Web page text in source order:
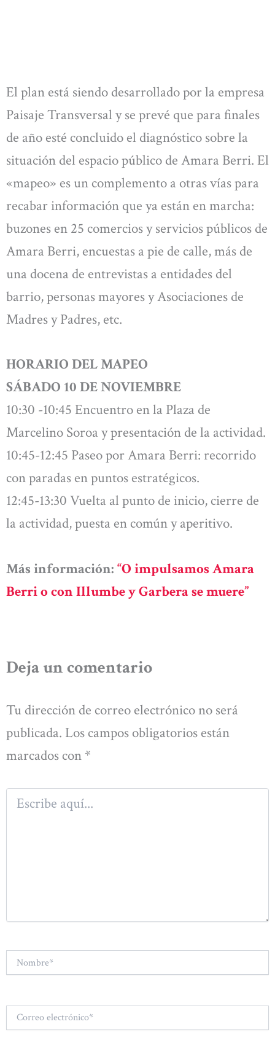
El plan está siendo desarrollado por la empresa
Paisaje Transversal y se prevé que para finales
de año esté concluido el diagnóstico sobre la
situación del espacio público de Amara Berri. El
«mapeo» es un complemento a otras vías para
recabar información que ya están en marcha:
buzones en 25 comercios y servicios públicos de
Amara Berri, encuestas a pie de calle, más de
una docena de entrevistas a entidades del
barrio, personas mayores y Asociaciones de
Madres y Padres, etc.
HORARIO DEL MAPEO
SÁBADO 10 DE NOVIEMBRE
10:30 -10:45 Encuentro en la Plaza de
Marcelino Soroa y presentación de la actividad.
10:45-12:45 Paseo por Amara Berri: recorrido
con paradas en puntos estratégicos.
12:45-13:30 Vuelta al punto de inicio, cierre de
la actividad, puesta en común y aperitivo.
Más información: “O impulsamos Amara
Berri o con Illumbe y Garbera se muere”
Deja un comentario
Tu dirección de correo electrónico no será
publicada. Los campos obligatorios están
marcados con *
Escribe
aquí...
Correo
electrónico*